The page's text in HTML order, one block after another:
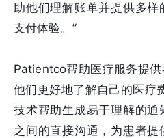
助他们理解账单并提供多
支付体验。”
Patientco帮助医疗服务提
他们更好地了解自己的医疗
技术帮助生成易于理解的
之间的直接沟通，为患者